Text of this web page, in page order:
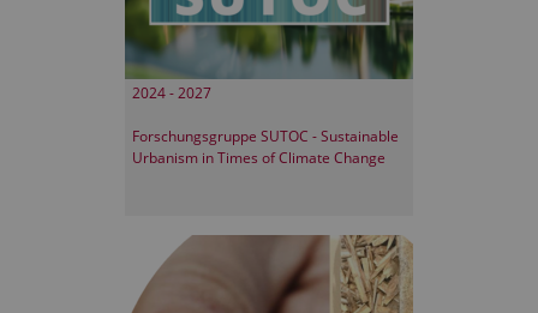
2024 - 2027
Forschungsgruppe SUTOC - Sustainable
Urbanism in Times of Climate Change